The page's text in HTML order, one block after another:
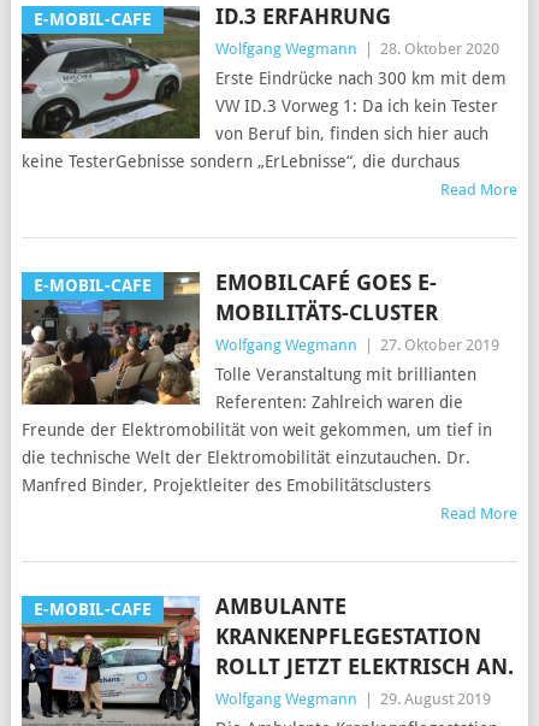
E-MOBIL-CAFE ID.3 ERFAHRUNG
Wolfgang Wegmann 28. Oktober 2020
Erste Eindrücke nach 300 km mit dem
VW ID.3 Vorweg 1: Da ich kein Tester
von Beruf bin, finden sich hier auch
keine TesterGebnisse sondern „ErLebnisse“, die durchaus
Read More
E-MOBIL-CAFE
EMOBILCAFÉ GOES E-
MOBILITÄTS-CLUSTER
Wolfgang Wegmann 27. Oktober 2019
Tolle Veranstaltung mit brillianten
Referenten: Zahlreich waren die
Freunde der Elektromobilität von weit gekommen, um tief in
die technische Welt der Elektromobilität einzutauchen. Dr.
Manfred Binder, Projektleiter des Emobilitätsclusters
Read More
E-MOBIL-CAFE
AMBULANTE
KRANKENPFLEGESTATION
ROLLT JETZT ELEKTRISCH AN.
Wolfgang Wegmann 29. August 2019